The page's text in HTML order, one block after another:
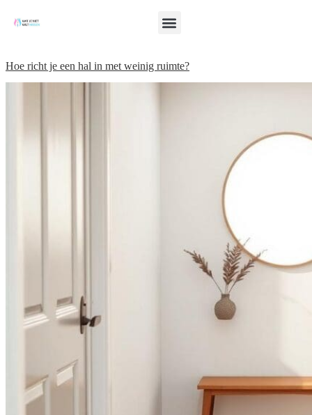
Hoe richt je een hal in met weinig ruimte?